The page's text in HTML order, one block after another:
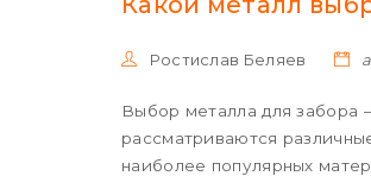
Ростислав Беляев
Выбор металла для забора
рассматриваются
наиболее популярных